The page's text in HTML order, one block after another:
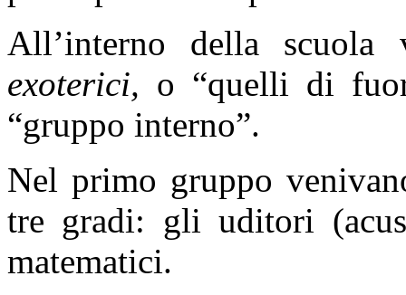
All’interno della
exoterici, o “quelli di
“gruppo interno”.
Nel primo gruppo
tre gradi: gli uditori
matematici.